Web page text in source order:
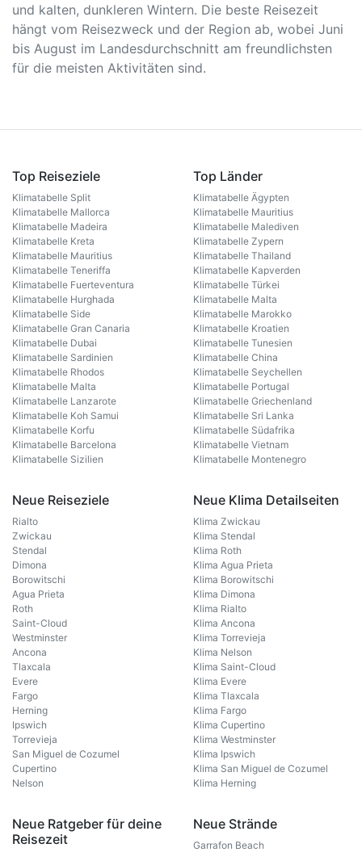
und kalten, dunkleren Wintern. Die beste Reisezeit
hängt vom Reisezweck und der Region ab, wobei Juni
bis August im Landesdurchschnitt am freundlichsten
für die meisten Aktivitäten sind.
Top Reiseziele
Klimatabelle Split
Klimatabelle Mallorca
Klimatabelle Madeira
Klimatabelle Kreta
Klimatabelle Mauritius
Klimatabelle Teneriffa
Klimatabelle Fuerteventura
Klimatabelle Hurghada
Klimatabelle Side
Klimatabelle Gran Canaria
Klimatabelle Dubai
Klimatabelle Sardinien
Klimatabelle Rhodos
Klimatabelle Malta
Klimatabelle Lanzarote
Klimatabelle Koh Samui
Klimatabelle Korfu
Klimatabelle Barcelona
Klimatabelle Sizilien
Top Länder
Klimatabelle Ägypten
Klimatabelle Mauritius
Klimatabelle Malediven
Klimatabelle Zypern
Klimatabelle Thailand
Klimatabelle Kapverden
Klimatabelle Türkei
Klimatabelle Malta
Klimatabelle Marokko
Klimatabelle Kroatien
Klimatabelle Tunesien
Klimatabelle China
Klimatabelle Seychellen
Klimatabelle Portugal
Klimatabelle Griechenland
Klimatabelle Sri Lanka
Klimatabelle Südafrika
Klimatabelle Vietnam
Klimatabelle Montenegro
Neue Reiseziele
Rialto
Zwickau
Stendal
Dimona
Borowitschi
Agua Prieta
Roth
Saint-Cloud
Westminster
Ancona
Tlaxcala
Evere
Fargo
Herning
Ipswich
Torrevieja
San Miguel de Cozumel
Cupertino
Nelson
Neue Klima Detailseiten
Klima Zwickau
Klima Stendal
Klima Roth
Klima Agua Prieta
Klima Borowitschi
Klima Dimona
Klima Rialto
Klima Ancona
Klima Torrevieja
Klima Nelson
Klima Saint-Cloud
Klima Evere
Klima Tlaxcala
Klima Fargo
Klima Cupertino
Klima Westminster
Klima Ipswich
Klima San Miguel de Cozumel
Klima Herning
Neue Ratgeber für deine
Reisezeit
Neue Strände
Garrafon Beach